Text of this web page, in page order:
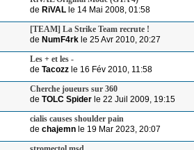
de RiVAL le 14 Mai 2008, 01:58
[TEAM] La Strike Team recrute !
de NumF4rk le 25 Avr 2010, 20:27
Les + et les -
de Tacozz le 16 Fév 2010, 11:58
Cherche joueurs sur 360
de TOLC Spider le 22 Juil 2009, 19:15
cialis causes shoulder pain
de chajemn le 19 Mar 2023, 20:07